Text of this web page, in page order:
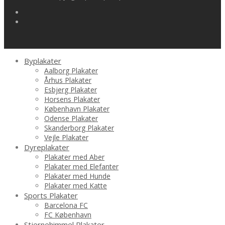
Byplakater
Aalborg Plakater
Århus Plakater
Esbjerg Plakater
Horsens Plakater
København Plakater
Odense Plakater
Skanderborg Plakater
Vejle Plakater
Dyreplakater
Plakater med Aber
Plakater med Elefanter
Plakater med Hunde
Plakater med Katte
Sports Plakater
Barcelona FC
FC København